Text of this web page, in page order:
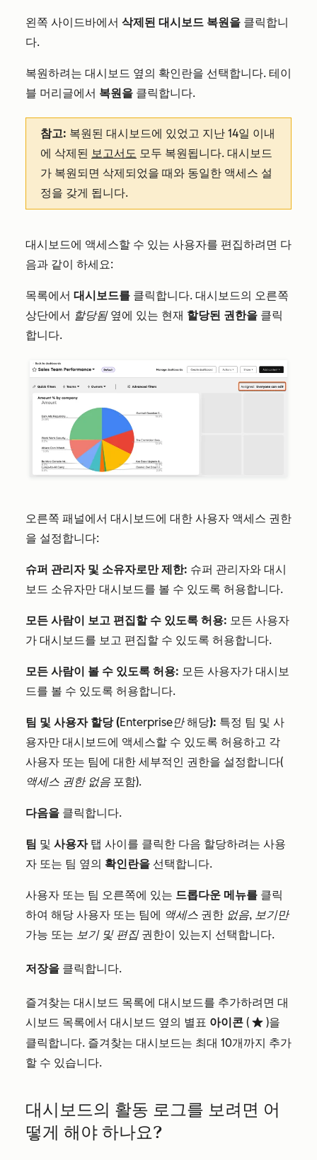
왼쪽 사이드바에서 삭제된 대시보드 복원을 클릭합니
다.
복원하려는 대시보드 옆의 확인란을 선택합니다. 테이
블 머리글에서 복원을 클릭합니다.
참고: 복원된 대시보드에 있었고 지난 14일 이내
에 삭제된 보고서도 모두 복원됩니다. 대시보드
가 복원되면 삭제되었을 때와 동일한 액세스 설
정을 갖게 됩니다.
대시보드에 액세스할 수 있는 사용자를 편집하려면 다
음과 같이 하세요:
목록에서 대시보드를 클릭합니다. 대시보드의 오른쪽
상단에서 할당됨옆에 있는 현재 할당된 권한을 클릭
합니다.
오른쪽 패널에서 대시보드에 대한 사용자 액세스 권한
을 설정합니다:
슈퍼 관리자 및 소유자로만 제한: 슈퍼 관리자와 대시
보드 소유자만 대시보드를 볼 수 있도록 허용합니다.
모든 사람이 보고 편집할 수 있도록 허용: 모든 사용자
가 대시보드를 보고 편집할 수 있도록 허용합니다.
모든 사람이 볼 수 있도록 허용: 모든 사용자가 대시보
드를 볼 수 있도록 허용합니다.
팀 및 사용자 할당(Enterprise만해당): 특정 팀 및 사
용자만 대시보드에 액세스할 수 있도록 허용하고 각
사용자 또는 팀에 대한 세부적인 권한을 설정합니다(
액세스 권한 없음 포함).
다음을 클릭합니다.
팀 및 사용자탭 사이를 클릭한 다음 할당하려는 사용
자 또는 팀 옆의 확인란을 선택합니다.
사용자 또는 팀 오른쪽에 있는 드롭다운 메뉴를 클릭
하여 해당 사용자 또는 팀에
액세스 권한 없음, 보기만
가능 또는 보기 및 편집권한이 있는지 선택합니다.
저장을 클릭합니다.
즐겨찾는 대시보드 목록에 대시보드를 추가하려면 대
시보드 목록에서 대시보드 옆의 별표 아이콘 ( favorite )을
클릭합니다. 즐겨찾는 대시보드는 최대 10개까지 추가
할 수 있습니다.
대시보드의 활동 로그를 보려면 어
떻게 해야 하나요?